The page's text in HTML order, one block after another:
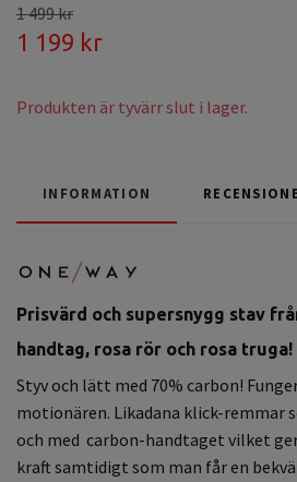
1 499 kr
1 199 kr
Produkten är tyvärr slut i lager.
INFORMATION
Prisvärd och supersnygg stav
handtag, rosa rör och rosa truga!
Styv och lätt med 70% carbon!
motionären. Likadana klick-remmar
och med carbon-handtaget vilket
kraft samtidigt som man får en